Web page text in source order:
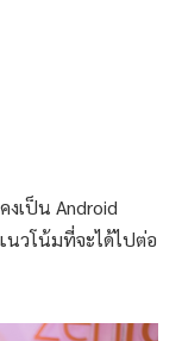
งเป็น Android
นวโน้มที่จะได้ไปต่อ